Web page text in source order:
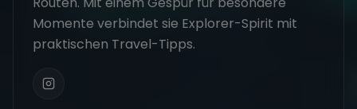
Momente verbindet sie Explorer-Spirit mit
praktischen Travel-Tipps.